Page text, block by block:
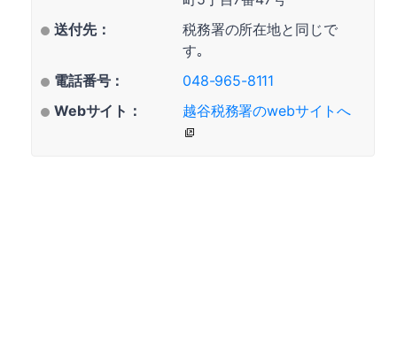
送付先：
税務署の所在地と同じで
す｡
電話番号：
048-965-8111
Webサイト：
越谷税務署のwebサイトへ